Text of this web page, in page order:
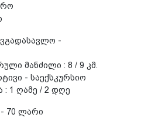
-
მანძილი : 8 / 9 კმ.
- საექსკურსიო
: 1 ღამე / 2 დღე
70 ლარი